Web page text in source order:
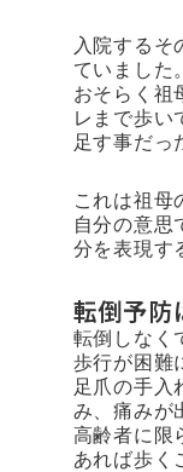
入院するそ
ていました。
おそらく祖
レまで歩い
足す事だっ
これは祖母
自分の意思
分を表現す
転倒予防
転倒しなく
歩行が困難
足爪の手入
み、痛みが
高齢者に限
あれば歩く